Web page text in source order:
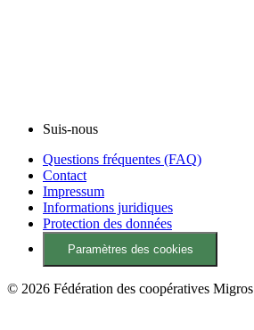
Suis-nous
Questions fréquentes (FAQ)
Contact
Impressum
Informations juridiques
Protection des données
Paramètres des cookies
© 2026 Fédération des coopératives Migros